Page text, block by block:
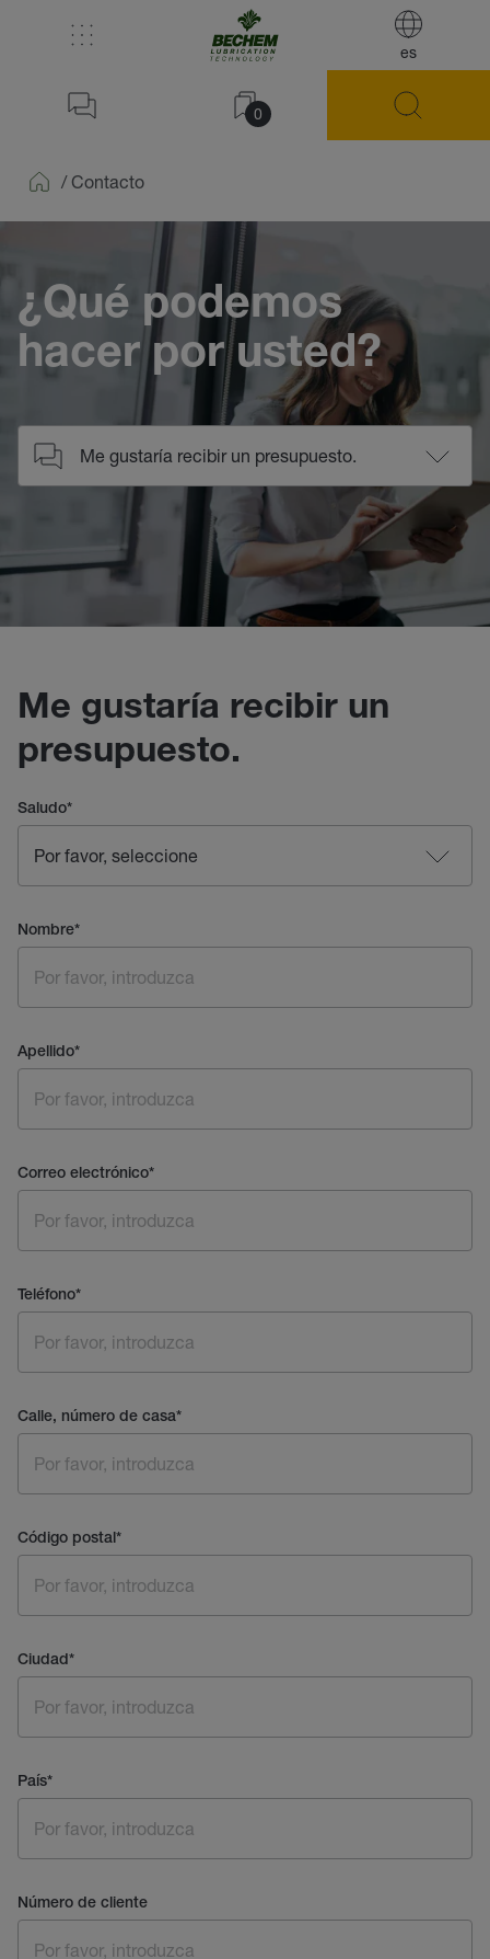
es
0
/ Contacto
¿Qué podemos
hacer por usted?
Me gustaría recibir un
presupuesto.
Saludo*
Nombre*
Apellido*
Correo electrónico*
Teléfono*
Calle, número de casa*
Código postal*
Ciudad*
País*
Número de cliente